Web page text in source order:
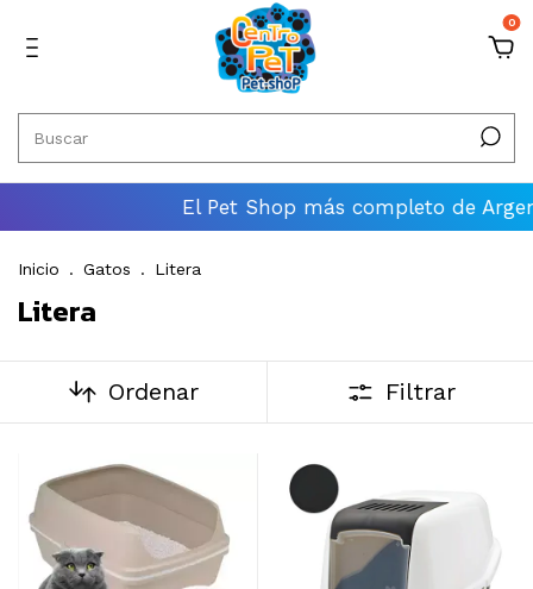
0
El Pet Shop más completo de Argentina
Inicio . Gatos . Litera
Litera
Ordenar Filtrar